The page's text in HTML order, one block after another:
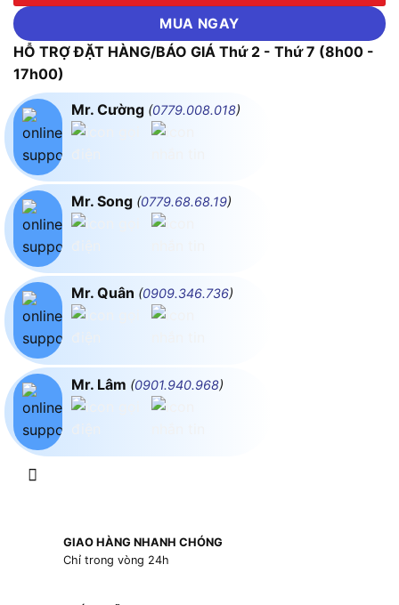
MUA NGAY
HỖ TRỢ ĐẶT HÀNG/BÁO GIÁ Thứ 2 - Thứ 7 (8h00 -
17h00)
Mr. Cường (0779.008.018)
Mr. Song (0779.68.68.19)
Mr. Quân (0909.346.736)
Mr. Lâm (0901.940.968)
GIAO HÀNG NHANH CHÓNG
Chỉ trong vòng 24h